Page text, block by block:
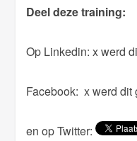
i
f
e
d
Deel deze training:
Op Linkedin:x werd
Facebook: x werd dit
en op Twitter: